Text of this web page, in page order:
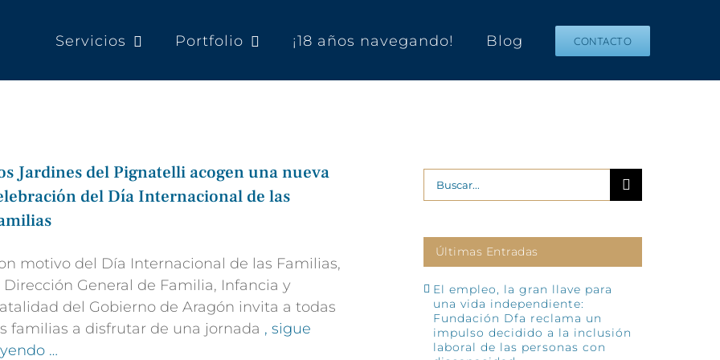
Servicios Portfolio ¡18 años navegando! Blog CONTACTO
Jardines del Pignatelli acogen una nueva
del Día Internacional de las
motivo del Día Internacional de las Familias,
Dirección General de Familia, Infancia y
del Gobierno de Aragón invita a todas
familias a disfrutar de una jornada , sigue
…
Buscar:
Últimas Entradas
El empleo, la gran llave para
una vida independiente:
Fundación Dfa reclama un
impulso decidido a la inclusión
laboral de las personas con